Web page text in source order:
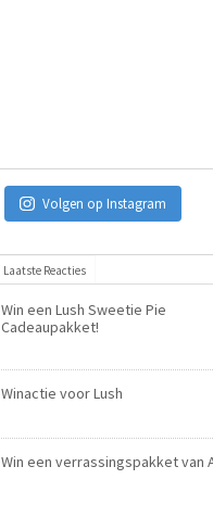
Volgen op Instagram
Laatste Reacties
Win een Lush Sweetie Pie
Cadeaupakket!
Winactie voor Lush
Win een verrassingspakket van